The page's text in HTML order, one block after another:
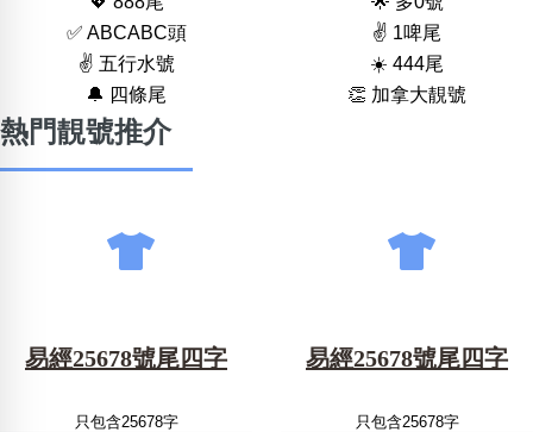
✅ ABCABC頭
✌️ 1啤尾
✌️ 五行水號
☀️ 444尾
🔔 四條尾
👏 加拿大靚號
熱門靚號推介
易經25678號尾四字
只包含25678字
易經25678號尾四字
只包含25678字